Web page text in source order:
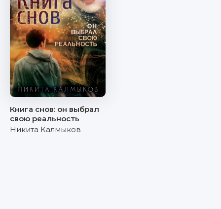
Книга снов: он выбрал
свою реальность
Никита Калмыков